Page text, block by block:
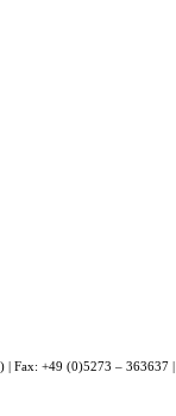
Fax: +49 (0)5273 – 363637